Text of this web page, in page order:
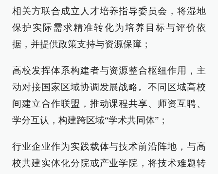
相关方联合成立人才培养指导委员会，将湿地
保护实际需求精准转化为培养目标与评价依
据，并提供政策支持与资源保障；
高校发挥体系构建者与资源整合枢纽作用，主
动对接国家区域协调发展战略。不同区域高校
间建立合作联盟，推动课程共享、师资互聘、
学分互认，构建跨区域“学术共同体”；
行业企业作为实践载体与技术前沿阵地，与高
校共建实体化分院或产业学院，将技术难题转